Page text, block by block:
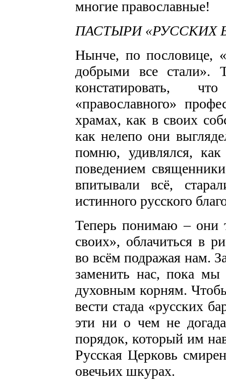
многие православные!
ПАСТЫРИ «РУССКИХ
Нынче, по пословице,
добрыми все
констатировать,
«православного»
храмах, как в своих
как нелепо они
помню, удивлялся,
поведением
впитывали всё,
истинного русского
Теперь понимаю – они
своих», облачиться в
во всём подражая нам.
заменить нас, пока мы
духовным корням.
вести стада «русских
эти ни о чем не
порядок, который им
Русская Церковь
овечьих шкурах.